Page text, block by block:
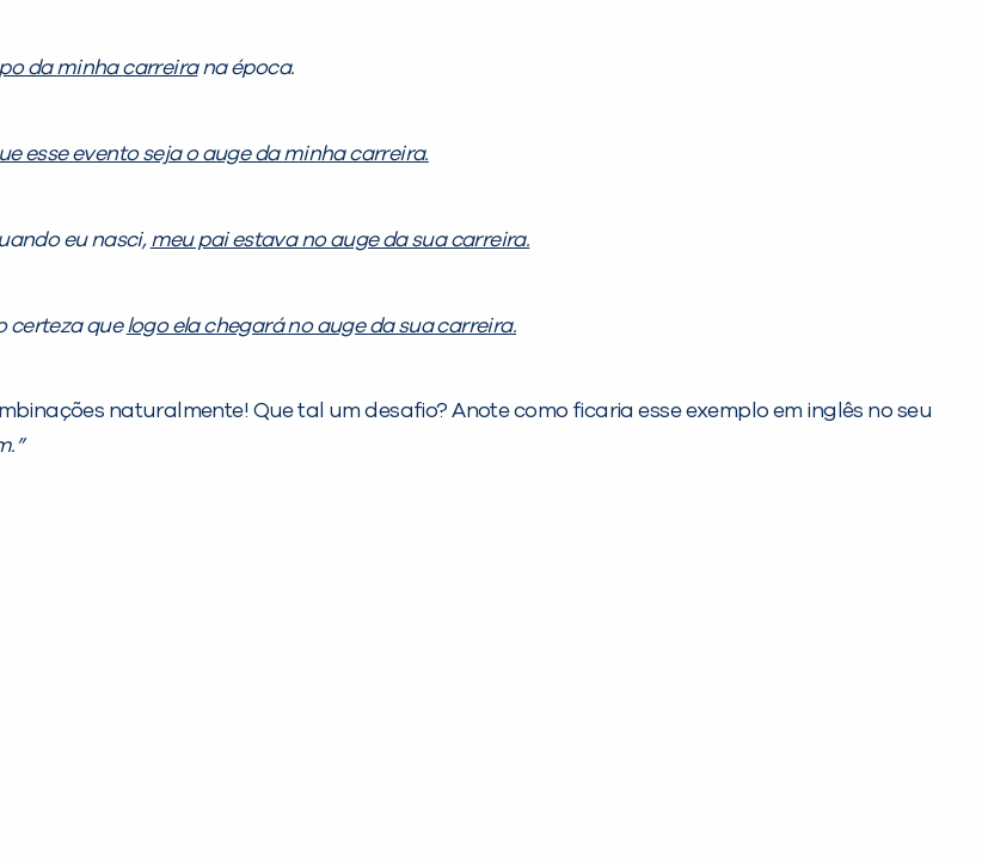
da minha carreirana época.
esse evento seja o auge da minha carreira.
eu nasci, meu pai estava no auge da sua carreira.
certeza quelogo ela chegará no auge da sua carreira.
naturalmente! Que tal um desafio? Anote como ficaria esse exemplo em inglês no seu